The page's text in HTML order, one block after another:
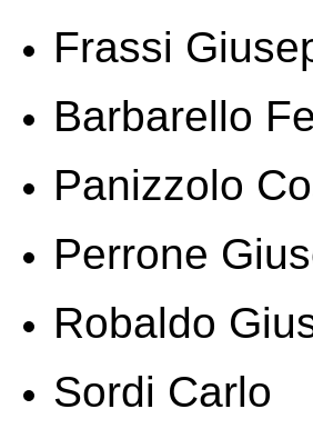
Frassi
Barbarello
Panizzolo
Perrone
Robaldo
Sordi Carlo